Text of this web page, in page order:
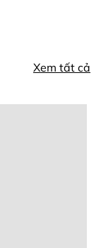
Xem tất cả